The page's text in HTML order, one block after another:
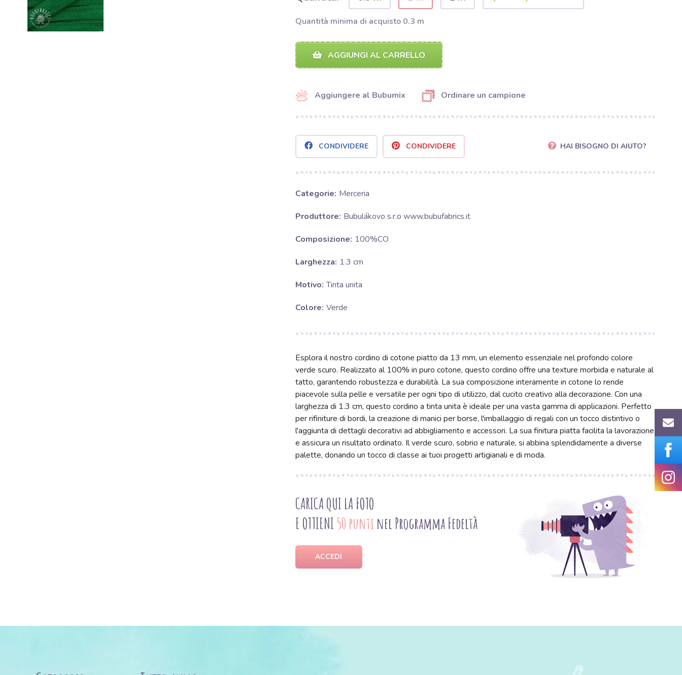
Quantità minima di acquisto 0.3 m
AGGIUNGI AL CARRELLO
Aggiungere al Bubumix Ordinare un campione
CONDIVIDERE CONDIVIDERE HAI BISOGNO DI AIUTO?
Categorie: Merceria
Produttore: Bubulákovo s.r.o www.bubufabrics.it
Composizione: 100%CO
Larghezza: 1.3 cm
Motivo: Tinta unita
Colore: Verde
Esplora il nostro cordino di cotone piatto da 13 mm, un elemento essenziale nel profondo colore
verde scuro. Realizzato al 100% in puro cotone, questo cordino offre una texture morbida e naturale al
tatto, garantendo robustezza e durabilità. La sua composizione interamente in cotone lo rende
piacevole sulla pelle e versatile per ogni tipo di utilizzo, dal cucito creativo alla decorazione. Con una
larghezza di 1.3 cm, questo cordino a tinta unita è ideale per una vasta gamma di applicazioni. Perfetto
per rifiniture di bordi, la creazione di manici per borse, l'imballaggio di regali con un tocco distintivo o
l'aggiunta di dettagli decorativi ad abbigliamento e accessori. La sua finitura piatta facilita la lavorazione
e assicura un risultato ordinato. Il verde scuro, sobrio e naturale, si abbina splendidamente a diverse
palette, donando un tocco di classe ai tuoi progetti artigianali e di moda.
CARICA QUI LA FOTO
E OTTIENI 50 punti nel Programma Fedeltà
ACCEDI